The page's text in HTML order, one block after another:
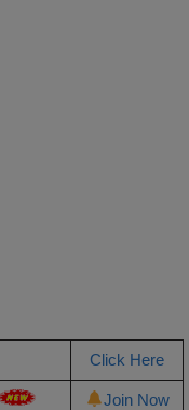
Click Here
Join Now